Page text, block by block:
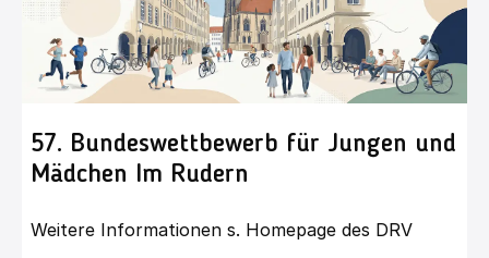
57. Bundeswettbewerb für Jungen und
Mädchen Im Rudern
Weitere Informationen s. Homepage des DRV